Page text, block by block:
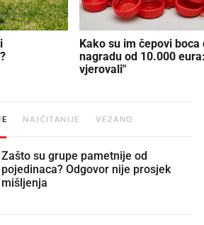
Kako su im čepovi boca
nagradu od 10.000
vjerovali"
NAJČITANIJE VEZANO
Zašto su grupe pametnije od
pojedinaca? Odgovor nije prosjek
mišljenja